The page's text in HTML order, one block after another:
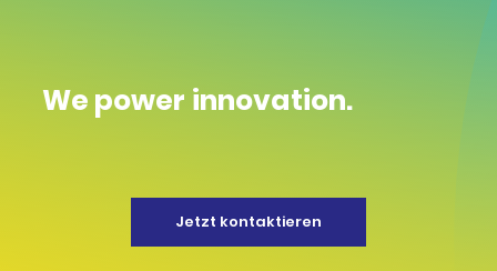
We power innovation.
Jetzt kontaktieren